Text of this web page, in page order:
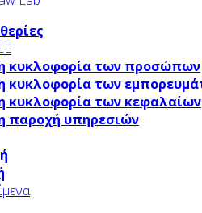
κυκλοφορία των προσώπων
κυκλοφορία των
κυκλοφορία των κεφαλαίων
παροχή υπηρεσιών